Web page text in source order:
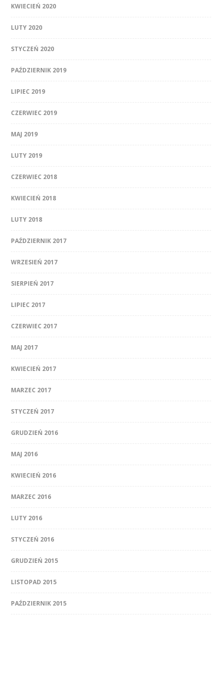
KWIECIEŃ 2020
LUTY 2020
STYCZEŃ 2020
PAŹDZIERNIK 2019
LIPIEC 2019
CZERWIEC 2019
MAJ 2019
LUTY 2019
CZERWIEC 2018
KWIECIEŃ 2018
LUTY 2018
PAŹDZIERNIK 2017
WRZESIEŃ 2017
SIERPIEŃ 2017
LIPIEC 2017
CZERWIEC 2017
MAJ 2017
KWIECIEŃ 2017
MARZEC 2017
STYCZEŃ 2017
GRUDZIEŃ 2016
MAJ 2016
KWIECIEŃ 2016
MARZEC 2016
LUTY 2016
STYCZEŃ 2016
GRUDZIEŃ 2015
LISTOPAD 2015
PAŹDZIERNIK 2015